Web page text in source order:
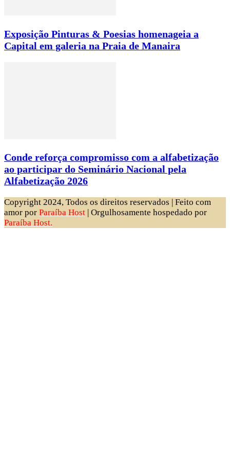
Exposição Pinturas & Poesias homenageia a
Capital em galeria na Praia de Manaira
Conde reforça compromisso com a alfabetização
ao participar do Seminário Nacional pela
Alfabetização 2026
Copyright 2024, Todos os direitos reservados | Feito com
amor por Paraíba Host | Orgulhosamente hospedado por
Paraíba Host.